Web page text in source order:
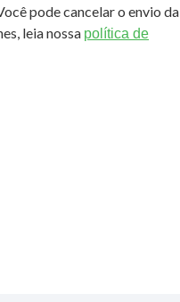
pode cancelar o envio da
leia nossa política de